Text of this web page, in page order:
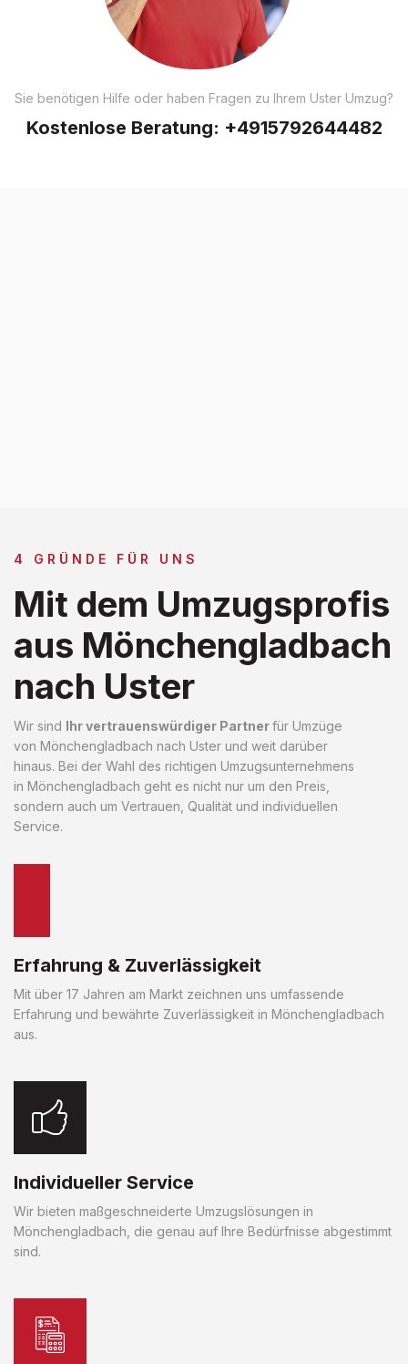
Sie benötigen Hilfe oder haben Fragen zu Ihrem Uster Umzug?
Kostenlose Beratung: +4915792644482
4 GRÜNDE FÜR UNS
Mit dem Umzugsprofis
aus Mönchengladbach
nach Uster
Wir sind Ihr vertrauenswürdiger Partnerfür Umzüge
von Mönchengladbach nach Uster und weit darüber
hinaus. Bei der Wahl des richtigen Umzugsunternehmens
in Mönchengladbach geht es nicht nur um den Preis,
sondern auch um Vertrauen, Qualität und individuellen
Service.
Erfahrung & Zuverlässigkeit
Mit über 17 Jahren am Markt zeichnen uns umfassende
Erfahrung und bewährte Zuverlässigkeit in Mönchengladbach
aus.
Individueller Service
Wir bieten maßgeschneiderte Umzugslösungen in
Mönchengladbach, die genau auf Ihre Bedürfnisse abgestimmt
sind.